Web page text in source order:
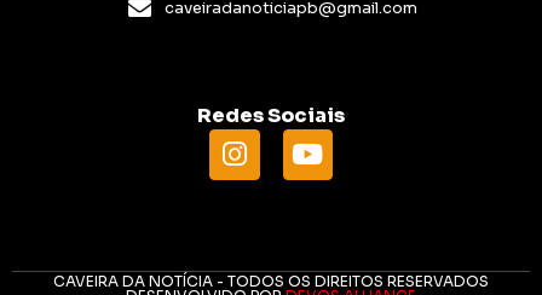
caveiradanoticiapb@gmail.com
Redes Sociais
CAVEIRA DA NOTÍCIA - TODOS OS DIREITOS RESERVADOS